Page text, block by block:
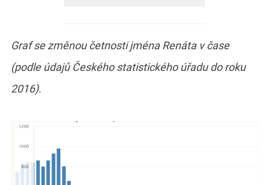
Graf se změnou četnosti jména Renáta v čase
(podle údajů Českého statistického úřadu do roku
2016).